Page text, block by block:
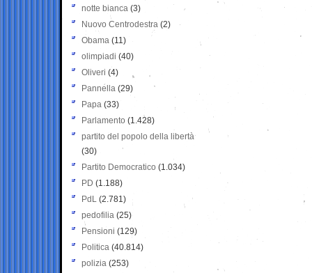
notte bianca (3)
Nuovo Centrodestra (2)
Obama (11)
olimpiadi (40)
Oliveri (4)
Pannella (29)
Papa (33)
Parlamento (1.428)
partito del popolo della libertà
(30)
Partito Democratico (1.034)
PD (1.188)
PdL (2.781)
pedofilia (25)
Pensioni (129)
Politica (40.814)
polizia (253)